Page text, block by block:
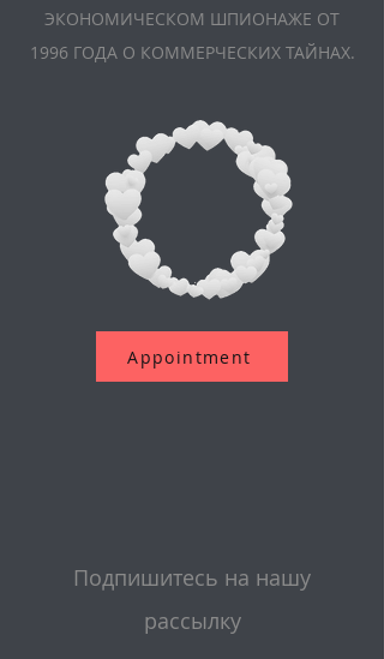
ЭКОНОМИЧЕСКОМ ШПИОНАЖЕ ОТ
1996 ГОДА О КОММЕРЧЕСКИХ ТАЙНАХ.
Appointment
Подпишитесь на нашу
рассылку